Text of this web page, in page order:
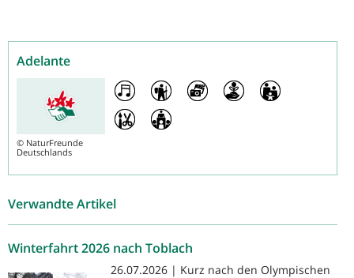
Adelante
© NaturFreunde
Deutschlands
Verwandte Artikel
Winterfahrt 2026 nach Toblach
26.07.2026 | Kurz nach den Olympischen